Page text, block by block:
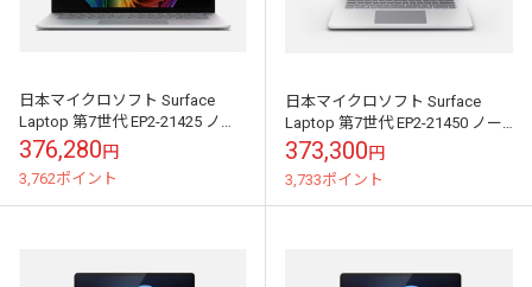
日本マイクロソフト Surface
Laptop 第7世代 EP2-21425 ノー
トパソコン プラチナ｜EP2-
21425【注文...
376,280円
3,762ポイント
日本マイクロソフト Surface
Laptop 第7世代 EP2-21450 ノー
トパソコン プラチナ｜EP2-
21450【注文...
373,300円
3,733ポイント